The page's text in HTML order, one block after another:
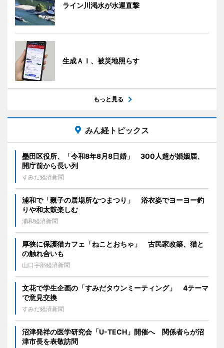
ライン川渇水が水運直撃
生成ＡＩ、被災地照らす
もっと見る
みん経トピックス
墨田区役所、「令和8年8月8日婚」 300人超が婚姻届、
開庁前から長い列
すみだ経済新聞
浦和で「親子の居場所なつまつり」 浴衣姿でヨーヨー釣
りや和太鼓楽しむ
浦和経済新聞
厚狭に保護猫カフェ「ねことおちゃ」 古民家改築、猫と
の触れ合いも
山口宇部経済新聞
文花で学生企画の「すみだタウンミーティング」 4テーマ
で意見交換
すみだ経済新聞
沼津発祥の医学研究会「U-TECH」開催へ 関係者らが沼
津市長を表敬訪問